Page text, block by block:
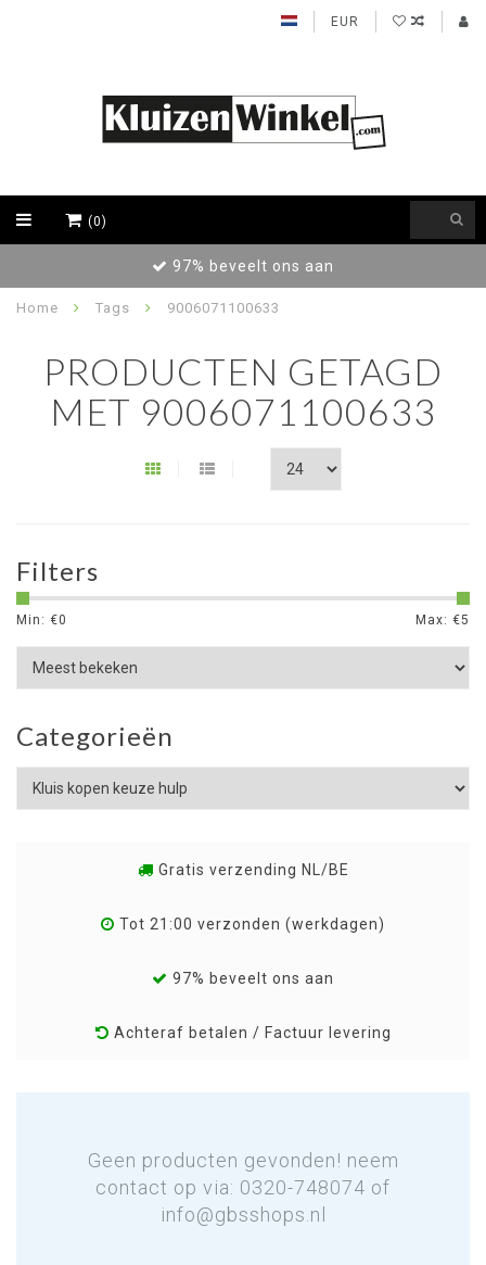
EUR
(0)
97% beveelt ons aan
Home Tags 9006071100633
PRODUCTEN GETAGD
MET 9006071100633
Filters
Min: €0 Max: €5
Categorieën
Gratis verzending NL/BE
Tot 21:00 verzonden (werkdagen)
97% beveelt ons aan
Achteraf betalen / Factuur levering
Geen producten gevonden! neem
contact op via: 0320-748074 of
info@gbsshops.nl